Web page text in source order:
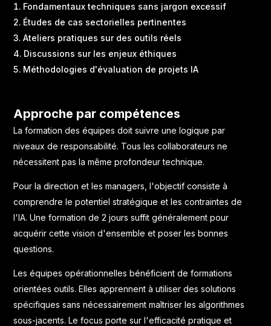
Fondamentaux techniques sans jargon excessif
Études de cas sectorielles pertinentes
Ateliers pratiques sur des outils réels
Discussions sur les enjeux éthiques
Méthodologies d'évaluation de projets IA
Approche par compétences
La formation des équipes doit suivre une logique par
niveaux de responsabilité. Tous les collaborateurs ne
nécessitent pas la même profondeur technique.
Pour la direction et les managers, l'objectif consiste à
comprendre le potentiel stratégique et les contraintes de
l'IA. Une formation de 2 jours suffit généralement pour
acquérir cette vision d'ensemble et poser les bonnes
questions.
Les équipes opérationnelles bénéficient de formations
orientées outils. Elles apprennent à utiliser des solutions
spécifiques sans nécessairement maîtriser les algorithmes
sous-jacents. Le focus porte sur l'efficacité pratique et